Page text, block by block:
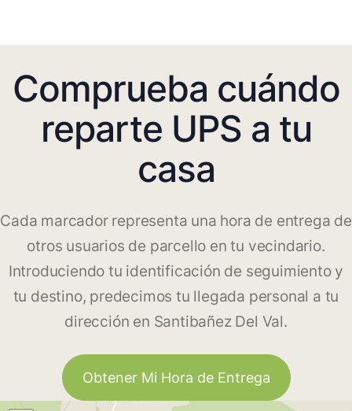
Comprueba cuándo
reparte UPS a tu
casa
Cada marcador representa una hora de entrega de
otros usuarios de parcello en tu vecindario.
Introduciendo tu identificación de seguimiento y
tu destino, predecimos tu llegada personal a tu
dirección en Santibañez Del Val.
Obtener Mi Hora de Entrega